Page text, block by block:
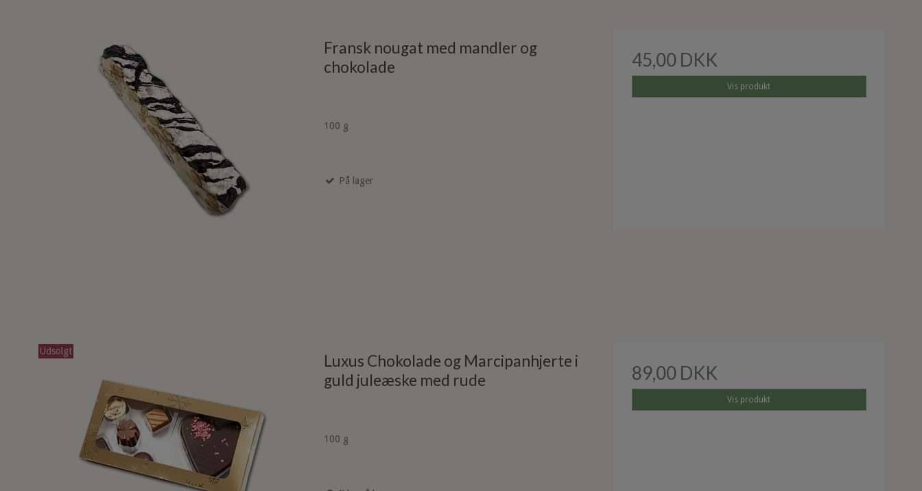
Fransk nougat med mandler og
chokolade
100 g
På lager
45,00 DKK
Vis produkt
Udsolgt
Luxus Chokolade og Marcipanhjerte i
guld juleæske med rude
100 g
89,00 DKK
Vis produkt